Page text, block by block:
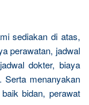
sediakan di atas,
perawatan, jadwal
dokter, biaya
Serta menanyakan
bidan, perawat